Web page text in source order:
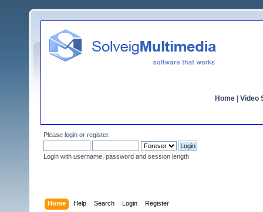
Home Video
Please login or register.
Login with username, password and session length
Home Help Search Login Register